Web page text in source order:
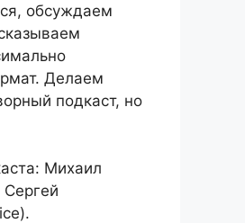
обсуждаем
Делаем
подкаст, но
Михаил